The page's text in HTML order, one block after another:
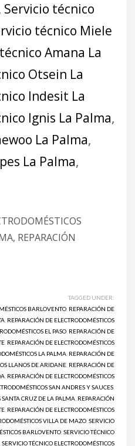
Servicio técnico
técnico Miele
Amana La
Otsein La
Indesit La
Ignis La Palma,
La Palma,
La Palma,
REPARACIÓN
TAGGED UNDER:
BARLOVENTO REPARACIÓN DE
REPARACIÓN DE ELECTRODOMÉSTICOS
EL PASO REPARACIÓN DE
REPARACIÓN DE ELECTRODOMÉSTICOS
LA PALMA REPARACIÓN DE
LLANOS DE ARIDANE REPARACIÓN DE
REPARACIÓN DE ELECTRODOMÉSTICOS
SAN ANDRES Y SAUCES
SANTA CRUZ DE LA PALMA REPARACIÓN
REPARACIÓN DE ELECTRODOMÉSTICOS
VILLA DE MAZO SERVICIO
BARLOVENTO SERVICIO TÉCNICO
SERVICIO TÉCNICO ELECTRODOMÉSTICOS